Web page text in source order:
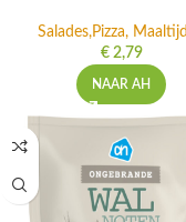
Salades,Pizza,
€2,79
NAAR AH